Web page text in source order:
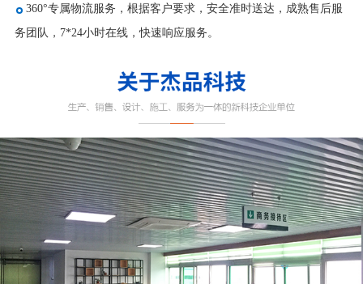
360°专属物流服务，根据客户要求，安全准时送达，成熟售后服
务团队，7*24小时在线，快速响应服务。